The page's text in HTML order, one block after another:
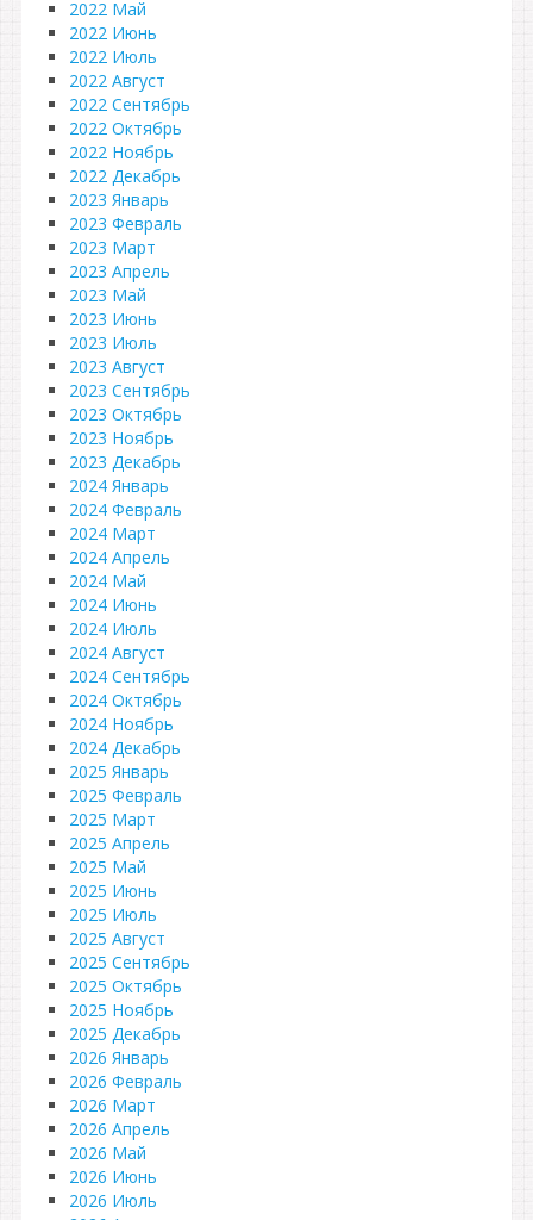
2022 Май
2022 Июнь
2022 Июль
2022 Август
2022 Сентябрь
2022 Октябрь
2022 Ноябрь
2022 Декабрь
2023 Январь
2023 Февраль
2023 Март
2023 Апрель
2023 Май
2023 Июнь
2023 Июль
2023 Август
2023 Сентябрь
2023 Октябрь
2023 Ноябрь
2023 Декабрь
2024 Январь
2024 Февраль
2024 Март
2024 Апрель
2024 Май
2024 Июнь
2024 Июль
2024 Август
2024 Сентябрь
2024 Октябрь
2024 Ноябрь
2024 Декабрь
2025 Январь
2025 Февраль
2025 Март
2025 Апрель
2025 Май
2025 Июнь
2025 Июль
2025 Август
2025 Сентябрь
2025 Октябрь
2025 Ноябрь
2025 Декабрь
2026 Январь
2026 Февраль
2026 Март
2026 Апрель
2026 Май
2026 Июнь
2026 Июль